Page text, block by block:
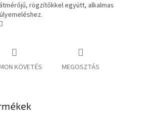
rögzítőkkel együtt, alkalmas
KÖVETÉS MEGOSZTÁS